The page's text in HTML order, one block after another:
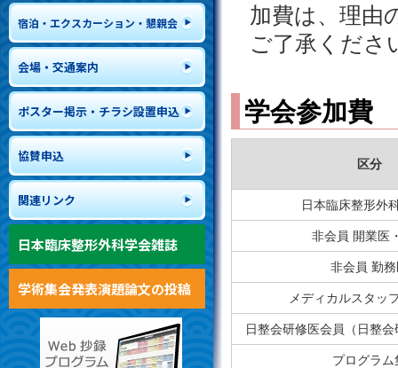
加費は、理由
ご了承くださ
学会参加費
区分
日本臨床整形外
非会員 開業医
非会員 勤
メディカルスタッ
日整会研修医会員（日整
プログラム
宿泊・エクスカーション・懇親会
会場・交通案内
ポスター掲示・チラシ設置申込
協賛申込
関連リンク
日本臨床整形外科学会雑誌
学術集会発表演題論文の投稿